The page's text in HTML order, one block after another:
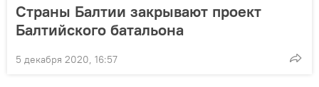
Страны Балтии закрывают проект
Балтийского батальона
5 декабря 2020, 16:57